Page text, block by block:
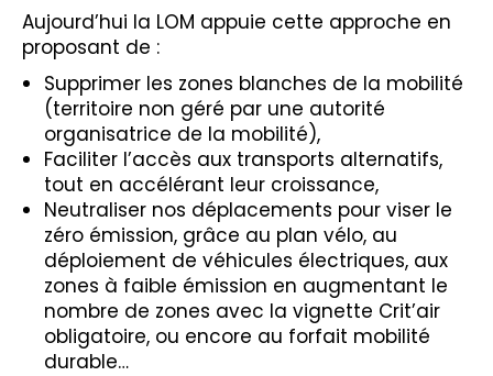
Aujourd’hui la LOM appuie cette approche en
proposant de :
Supprimer les zones blanches de la mobilité
(territoire non géré par une autorité
organisatrice de la mobilité),
Faciliter l’accès aux transports alternatifs,
tout en accélérant leur croissance,
Neutraliser nos déplacements pour viser le
zéro émission, grâce au plan vélo, au
déploiement de véhicules électriques, aux
zones à faible émission en augmentant le
nombre de zones avec la vignette Crit’air
obligatoire, ou encore au forfait mobilité
durable…